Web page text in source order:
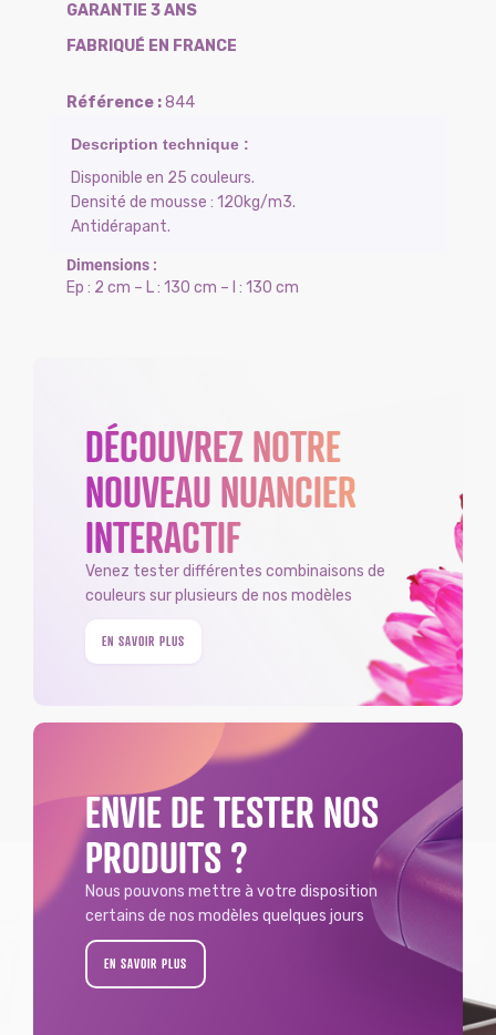
GARANTIE 3 ANS
FABRIQUÉ EN FRANCE
844
Disponible en 25 couleurs.
Densité de mousse : 120kg/m3.
Antidérapant.
Ep : 2 cm – L : 130 cm – l : 130 cm
DÉCOUVREZ NOTRE
NOUVEAU NUANCIER
INTERACTIF
Venez tester différentes combinaisons de
couleurs sur plusieurs de nos modèles
EN SAVOIR PLUS
ENVIE DE TESTER NOS
PRODUITS ?
Nous pouvons mettre à votre disposition
certains de nos modèles quelques jours
EN SAVOIR PLUS